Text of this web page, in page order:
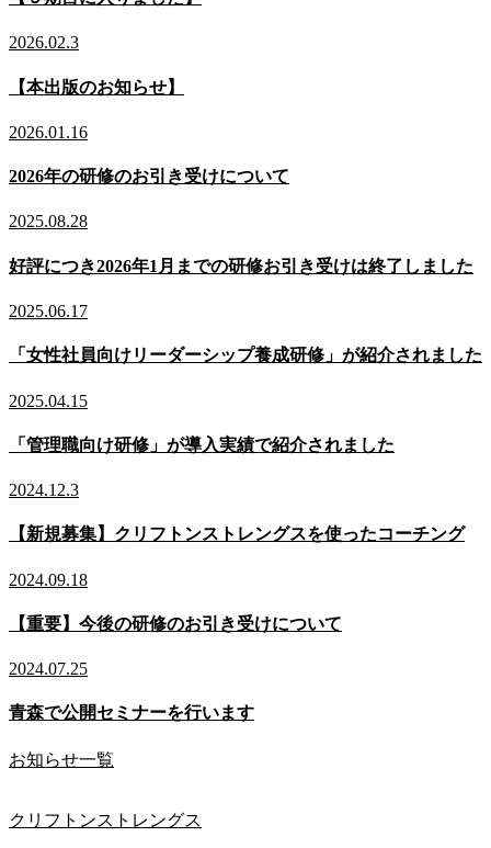
2026.02.3
【本出版のお知らせ】
2026.01.16
2026年の研修のお引き受けについて
2025.08.28
好評につき2026年1月までの研修お引き受けは終了しました
2025.06.17
「女性社員向けリーダーシップ養成研修」が紹介されました
2025.04.15
「管理職向け研修」が導入実績で紹介されました
2024.12.3
【新規募集】クリフトンストレングスを使ったコーチング
2024.09.18
【重要】今後の研修のお引き受けについて
2024.07.25
青森で公開セミナーを行います
お知らせ一覧
クリフトンストレングス